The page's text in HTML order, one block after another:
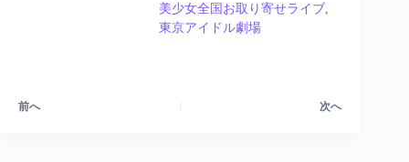
美少女全国お取り寄せライブ,
東京アイドル劇場
前へ 次へ